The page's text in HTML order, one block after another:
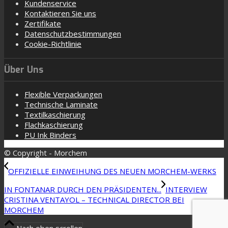
Kundenservice
Kontaktieren Sie uns
Zertifikate
Datenschutzbestimmungen
Cookie-Richtlinie
Über Uns
Flexible Verpackungen
Technische Laminate
Textilkaschierung
Flachkaschierung
PU Ink Binders
© Copyright - Morchem
OFFIZIELLE EINWEIHUNG DES NEUEN MORCHEM-WERKS
IN FONTANAR DURCH DEN PRÄSIDENTEN... INTERVIEW
CRISTINA VENTAYOL – TECHNICAL DIRECTOR BEI
MORCHEM